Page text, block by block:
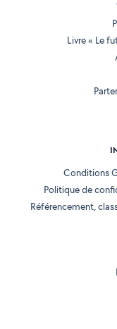
Livre « Le
Conditions
Politique de
Référencement,